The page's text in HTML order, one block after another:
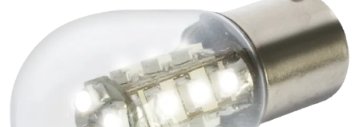
Komfort
Motor/Styring